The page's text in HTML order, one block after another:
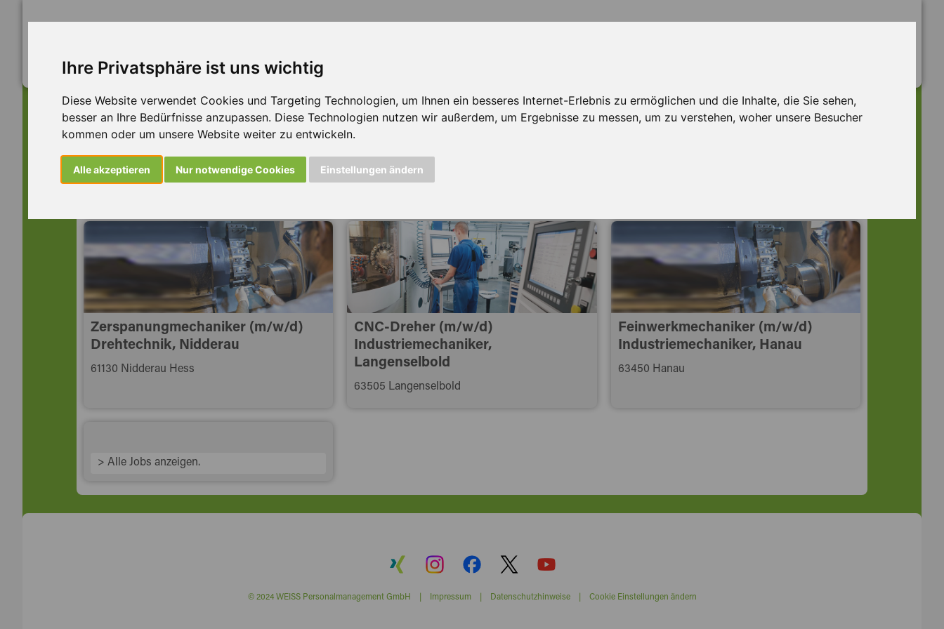
Ihre Privatsphäre ist uns wichtig
Diese Website verwendet Cookies und Targeting Technologien, um Ihnen ein besseres Internet-Erlebnis zu ermöglichen und die Inhalte, die Sie sehen,
besser an Ihre Bedürfnisse anzupassen. Diese Technologien nutzen wir außerdem, um Ergebnisse zu messen, um zu verstehen, woher unsere Besucher
kommen oder um unsere Website weiter zu entwickeln.
Alle akzeptieren Nur notwendige Cookies Einstellungen ändern
Dieser Job ist leider nicht mehr verfügbar ...
... aber vielleicht ist hier etwas dabei:
Zerspanungmechaniker (m/w/d)
Drehtechnik, Nidderau
61130 Nidderau Hess
CNC-Dreher (m/w/d)
Industriemechaniker,
Langenselbold
63505 Langenselbold
Feinwerkmechaniker (m/w/d)
Industriemechaniker, Hanau
63450 Hanau
> Alle Jobs anzeigen.
© 2024 WEISS Personalmanagement GmbH | Impressum| Datenschutzhinweise| Cookie Einstellungen ändern